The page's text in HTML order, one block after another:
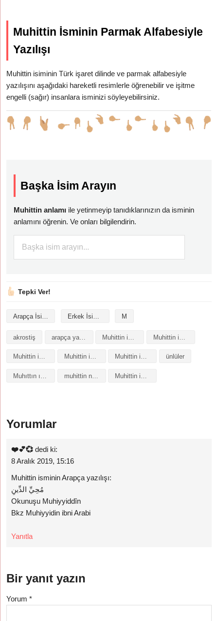
Muhittin İsminin Parmak Alfabesiyle
Yazılışı
Muhittin isiminin Türk işaret dilinde ve parmak alfabesiyle
yazılışını aşağıdaki hareketli resimlerle öğrenebilir ve işitme
engelli (sağır) insanlara isminizi söyleyebilirsiniz.
Başka İsim Arayın
Muhittin anlamı ile yetinmeyip tanıdıklarınızın da isminin
anlamını öğrenin. Ve onları bilgilendirin.
Tepki Ver!
Arapça İsimler Erkek İsimleri M
akrostiş arapça yazılışı
Muhittin isminin baş harfleriyle şiir Muhittin isminin kökeni Muhittin isminin numerolojisi ünlüler
muhittin ne demek
Yorumlar
❤️💕💞 dedi ki:
8 Aralık 2019, 15:16
Muhittin isminin Arapça yazılışı:
مُحِيِّ الدِّينِ
Okunuşu Muhiyyiddîn
Bkz Muhiyyidin ibni Arabi
Yanıtla
Bir yanıt yazın
Yorum*